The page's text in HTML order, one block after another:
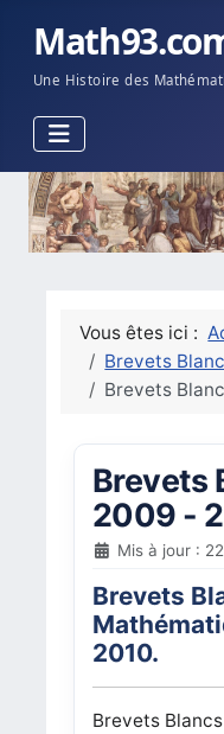
Une Histoire des
Vous êtes ici :
Brevets
Brevets
Brevets
2009 -
Mis à jour :
Brevets
2010.
Brevets